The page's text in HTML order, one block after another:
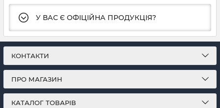
У ВАС Є ОФІЦІЙНА ПРОДУКЦІЯ?
КОНТАКТИ
ПРО МАГАЗИН
КАТАЛОГ ТОВАРІВ